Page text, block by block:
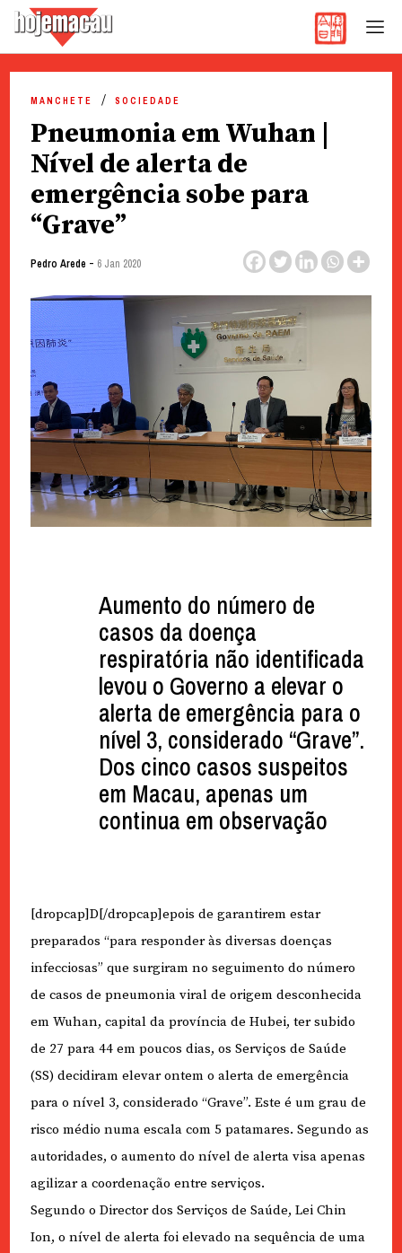
content
MANCHETE SOCIEDADE
Pneumonia em Wuhan |
Nível de alerta de
emergência sobe para
“Grave”
Pedro Arede - 6 Jan 2020
Aumento do número de
casos da doença
respiratória não identificada
levou o Governo a elevar o
alerta de emergência para o
nível 3, considerado “Grave”.
Dos cinco casos suspeitos
em Macau, apenas um
continua em observação
[dropcap]D[/dropcap]epois de garantirem estar
preparados “para responder às diversas doenças
infecciosas” que surgiram no seguimento do número
de casos de pneumonia viral de origem desconhecida
em Wuhan, capital da província de Hubei, ter subido
de 27 para 44 em poucos dias, os Serviços de Saúde
(SS) decidiram elevar ontem o alerta de emergência
para o nível 3, considerado “Grave”. Este é um grau de
risco médio numa escala com 5 patamares. Segundo as
autoridades, o aumento do nível de alerta visa apenas
agilizar a coordenação entre serviços.
Segundo o Director dos Serviços de Saúde, Lei Chin
Ion, o nível de alerta foi elevado na sequência de uma